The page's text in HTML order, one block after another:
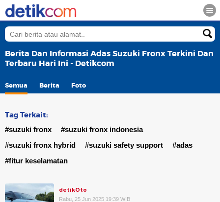
Berita Dan Informasi Adas Suzuki Fronx Terkini Dan
Terbaru Hari Ini - Detikcom
Semua Berita Foto
Tag Terkait:
#suzuki fronx
#suzuki fronx indonesia
#suzuki fronx hybrid
#suzuki safety support
#adas
#fitur keselamatan
detikOto
Rabu, 25 Jun 2025 19:39 WIB